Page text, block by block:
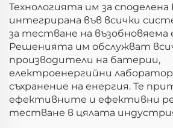
Технологията им за
интегрирана във всички
за тестване на възобновяема
Решенията им обслужват
производители на батерии,
електроенергийни
съхранение на енергия. Те
ефективните и ефективни
тестване в цялата